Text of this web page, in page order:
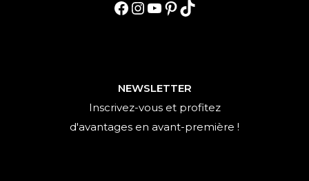
Facebook
Instagram
YouTube
Pinterest
TikTok
NEWSLETTER
Inscrivez-vous et profitez
d'avantages en avant-première !